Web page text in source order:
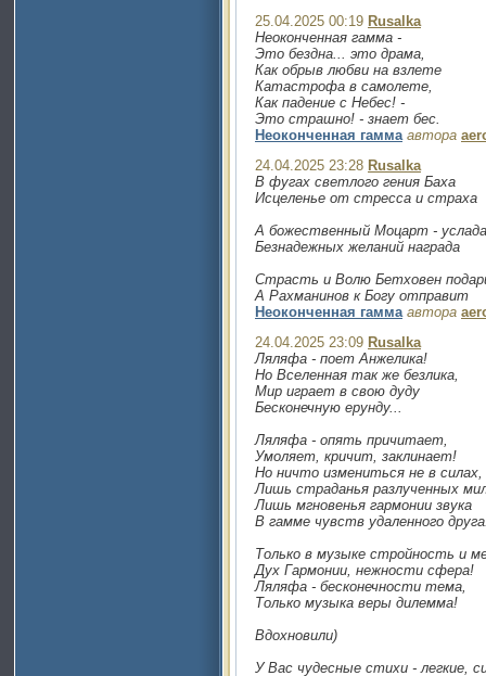
25.04.2025 00:19 Rusalka
Неоконченная гамма -
Это бездна... это драма,
Как обрыв любви на взлете
Катастрофа в самолете,
Как падение с Небес! -
Это страшно! - знает бес.
Неоконченная гамма автора
24.04.2025 23:28 Rusalka
В фугах светлого гения Баха
Исцеленье от стресса и страха
А божественный Моцарт -
Безнадежных желаний награда
Страсть и Волю Бетховен
А Рахманинов к Богу отправит
Неоконченная гамма автора
24.04.2025 23:09 Rusalka
Ляляфа - поет Анжелика!
Но Вселенная так же безлика,
Мир играет в свою дуду
Бесконечную ерунду...
Ляляфа - опять причитает,
Умоляет, кричит, заклинает!
Но ничто измениться не в силах,
Лишь страданья разлученных
Лишь мгновенья гармонии звука
В гамме чувств удаленного
Только в музыке стройность и
Дух Гармонии, нежности сфера!
Ляляфа - бесконечности тема,
Только музыка веры дилемма!
Вдохновили)
У Вас чудесные стихи - легкие,